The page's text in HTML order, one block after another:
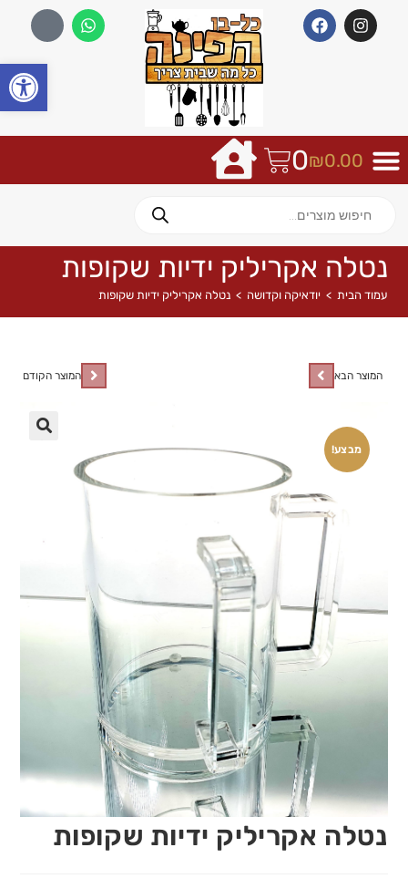
₪0.00
0
נטלה אקריליק ידיות שקופות
עמוד הבית > יודאיקה וקדושה > נטלה אקריליק ידיות שקופות
מבצע!
המוצר הקודם המוצר הבא
נטלה אקריליק ידיות שקופות